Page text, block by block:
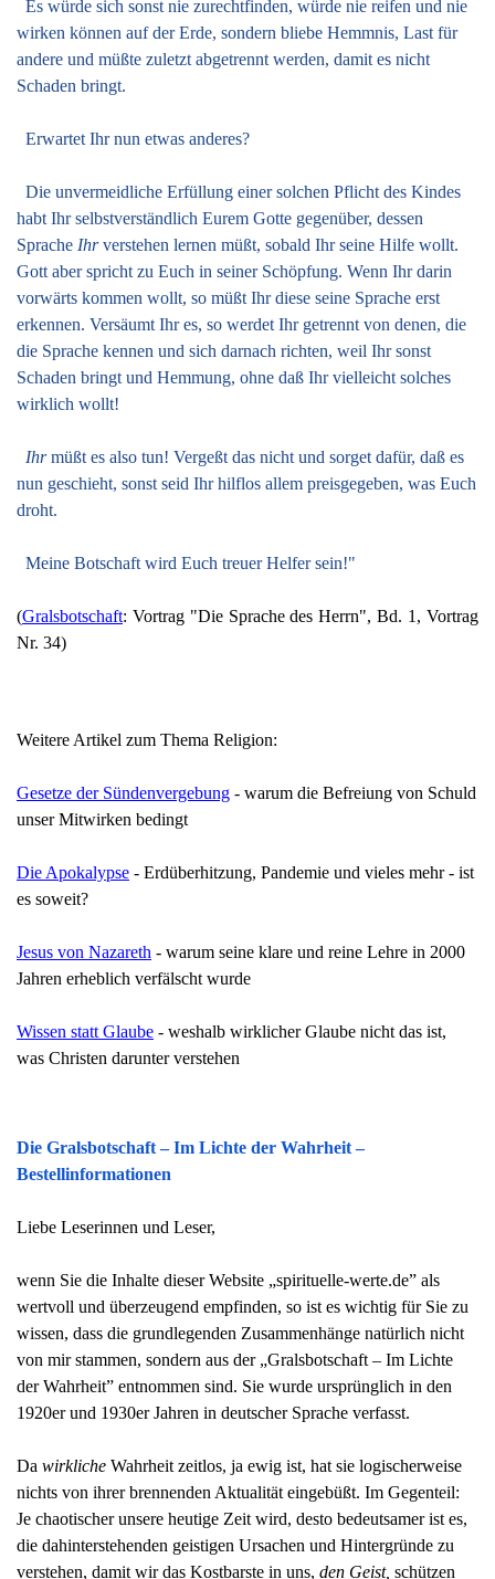
Es würde sich sonst nie zurechtfinden, würde nie reifen und nie
wirken können auf der Erde, sondern bliebe Hemmnis, Last für
andere und müßte zuletzt abgetrennt werden, damit es nicht
Schaden bringt.
Erwartet Ihr nun etwas anderes?
Die unvermeidliche Erfüllung einer solchen Pflicht des Kindes
habt Ihr selbstverständlich Eurem Gotte gegenüber, dessen
Sprache Ihrverstehen lernen müßt, sobald Ihr seine Hilfe wollt.
Gott aber spricht zu Euch in seiner Schöpfung. Wenn Ihr darin
vorwärts kommen wollt, so müßt Ihr diese seine Sprache erst
erkennen. Versäumt Ihr es, so werdet Ihr getrennt von denen, die
die Sprache kennen und sich darnach richten, weil Ihr sonst
Schaden bringt und Hemmung, ohne daß Ihr vielleicht solches
wirklich wollt!
Ihrmüßt es also tun! Vergeßt das nicht und sorget dafür, daß es
nun geschieht, sonst seid Ihr hilflos allem preisgegeben, was Euch
droht.
Meine Botschaft wird Euch treuer Helfer sein!"
(Gralsbotschaft: Vortrag "Die Sprache des Herrn", Bd. 1, Vortrag
Nr. 34)
Weitere Artikel zum Thema Religion:
Gesetze der Sündenvergebung - warum die Befreiung von Schuld
unser Mitwirken bedingt
Die Apokalypse - Erdüberhitzung, Pandemie und vieles mehr - ist
es soweit?
Jesus von Nazareth - warum seine klare und reine Lehre in 2000
Jahren erheblich verfälscht wurde
Wissen statt Glaube - weshalb wirklicher Glaube nicht das ist,
was Christen darunter verstehen
Die Gralsbotschaft – Im Lichte der Wahrheit –
Bestellinformationen
Liebe Leserinnen und Leser,
wenn Sie die Inhalte dieser Website „spirituelle-werte.de” als
wertvoll und überzeugend empfinden, so ist es wichtig für Sie zu
wissen, dass die grundlegenden Zusammenhänge natürlich nicht
von mir stammen, sondern aus der „Gralsbotschaft – Im Lichte
der Wahrheit” entnommen sind. Sie wurde ursprünglich in den
1920er und 1930er Jahren in deutscher Sprache verfasst.
Da wirkliche Wahrheit zeitlos, ja ewig ist, hat sie logischerweise
nichts von ihrer brennenden Aktualität eingebüßt. Im Gegenteil:
Je chaotischer unsere heutige Zeit wird, desto bedeutsamer ist es,
die dahinterstehenden geistigen Ursachen und Hintergründe zu
verstehen, damit wir das Kostbarste in uns, den Geist, schützen